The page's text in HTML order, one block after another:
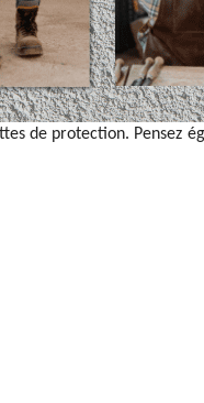
de protection. Pensez